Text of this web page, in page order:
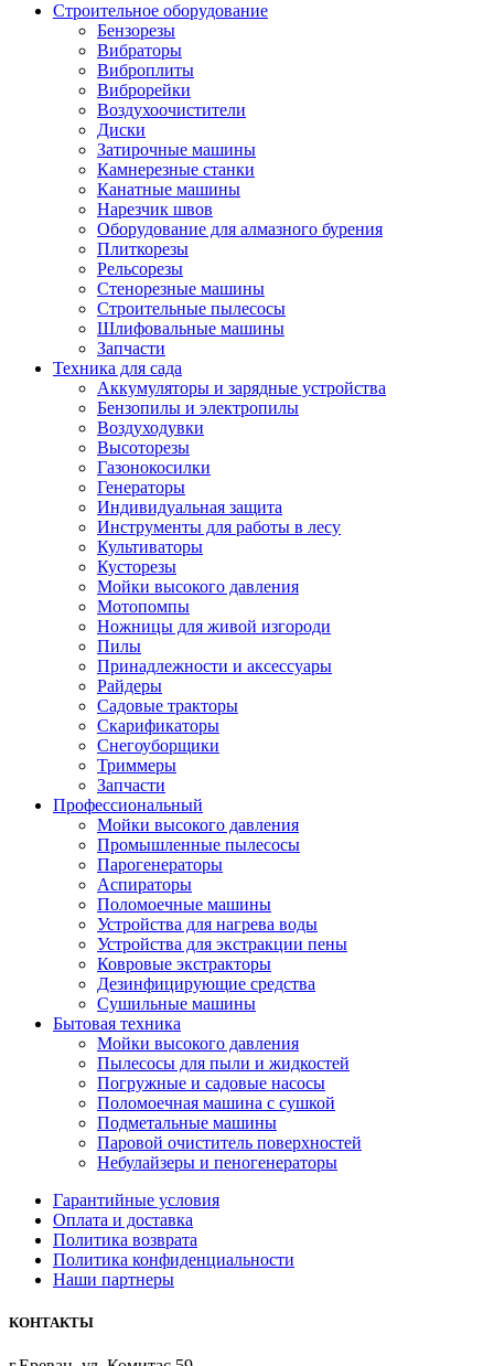
Строительное оборудование
Бензорезы
Вибраторы
Виброплиты
Виброрейки
Воздухоочистители
Диски
Затирочные машины
Камнерезные станки
Канатные машины
Нарезчик швов
Оборудование для алмазного бурения
Плиткорезы
Рельсорезы
Стенорезные машины
Строительные пылесосы
Шлифовальные машины
Запчасти
Техника для сада
Аккумуляторы и зарядные устройства
Бензопилы и электропилы
Воздуходувки
Высоторезы
Газонокосилки
Генераторы
Индивидуальная защита
Инструменты для работы в лесу
Культиваторы
Кусторезы
Мойки высокого давления
Мотопомпы
Ножницы для живой изгороди
Пилы
Принадлежности и аксессуары
Райдеры
Садовые тракторы
Скарификаторы
Снегоуборщики
Триммеры
Запчасти
Профессиональный
Мойки высокого давления
Промышленные пылесосы
Парогенераторы
Аспираторы
Поломоечные машины
Устройства для нагрева воды
Устройства для экстракции пены
Ковровые экстракторы
Дезинфицирующие средства
Сушильные машины
Бытовая техника
Мойки высокого давления
Пылесосы для пыли и жидкостей
Погружные и садовые насосы
Поломоечная машина с сушкой
Подметальные машины
Паровой очиститель поверхностей
Небулайзеры и пеногенераторы
Гарантийные условия
Оплата и доставка
Политика возврата
Политика конфиденциальности
Наши партнеры
КОНТАКТЫ